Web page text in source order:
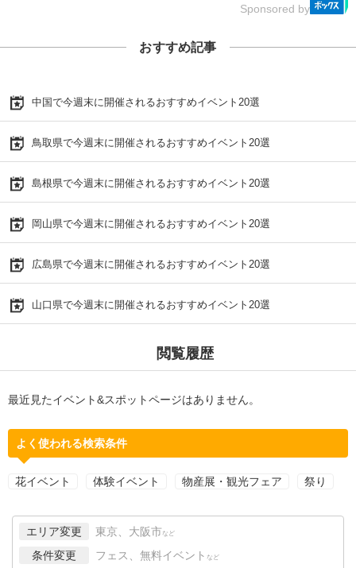
Sponsored by
おすすめ記事
中国で今週末に開催されるおすすめイベント20選
鳥取県で今週末に開催されるおすすめイベント20選
島根県で今週末に開催されるおすすめイベント20選
岡山県で今週末に開催されるおすすめイベント20選
広島県で今週末に開催されるおすすめイベント20選
山口県で今週末に開催されるおすすめイベント20選
閲覧履歴
最近見たイベント&スポットページはありません。
よく使われる検索条件
花イベント 体験イベント 物産展・観光フェア 祭り
エリア変更 東京、大阪市 など
条件変更 フェス、無料イベント など